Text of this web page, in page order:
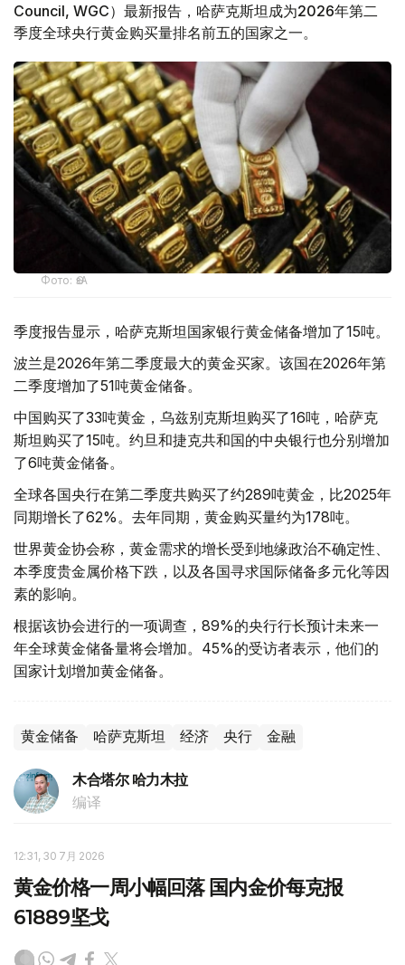
Council, WGC）最新报告，哈萨克斯坦成为2026年第二
季度全球央行黄金购买量排名前五的国家之一。
Фото: ӨзА
季度报告显示，哈萨克斯坦国家银行黄金储备增加了15吨。
波兰是2026年第二季度最大的黄金买家。该国在2026年第
二季度增加了51吨黄金储备。
中国购买了33吨黄金，乌兹别克斯坦购买了16吨，哈萨克
斯坦购买了15吨。约旦和捷克共和国的中央银行也分别增加
了6吨黄金储备。
全球各国央行在第二季度共购买了约289吨黄金，比2025年
同期增长了62%。去年同期，黄金购买量约为178吨。
世界黄金协会称，黄金需求的增长受到地缘政治不确定性、
本季度贵金属价格下跌，以及各国寻求国际储备多元化等因
素的影响。
根据该协会进行的一项调查，89%的央行行长预计未来一
年全球黄金储备量将会增加。45%的受访者表示，他们的
国家计划增加黄金储备。
黄金储备 哈萨克斯坦 经济 央行 金融
木合塔尔 哈力木拉
编译
12:31, 30 7月 2026
黄金价格一周小幅回落 国内金价每克报
61889坚戈